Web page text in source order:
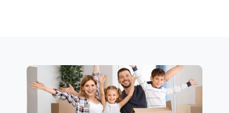
Fernumzug
Feldkirch